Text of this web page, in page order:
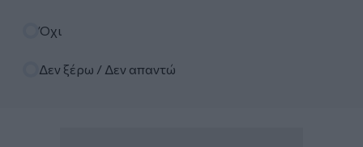
Όχι
Δεν ξέρω / Δεν απαντώ